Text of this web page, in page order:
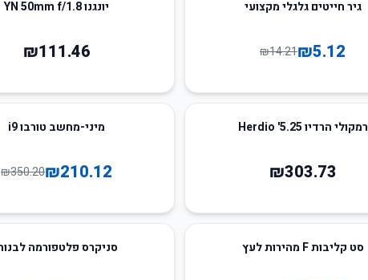
גיר חייטים גלגלי מקצועי
₪5.12
₪14.21
יונגנו YN 50mm f/1.8
₪111.46
רמקולי הרדיו 5.25' Herdio
₪303.73
מיני-מחשב טורבו i9
₪210.12
₪350.20
סט קליבות F מהירות לעץ סניקרס פלטפורמה